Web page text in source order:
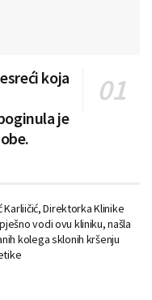
koja
je
Karliičić, Direktorka Klinike
vodi ovu kliniku, našla
kolega sklonih kršenju